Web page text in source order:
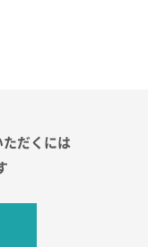
ただくには